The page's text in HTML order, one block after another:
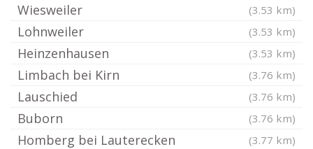
Wiesweiler (3.53 km)
Lohnweiler (3.53 km)
Heinzenhausen (3.53 km)
Limbach bei Kirn (3.76 km)
Lauschied (3.76 km)
Buborn (3.76 km)
Homberg bei Lauterecken (3.77 km)